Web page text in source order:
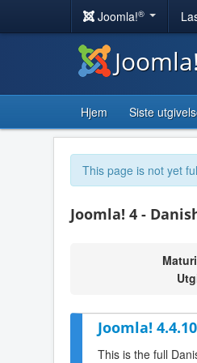
Joomla!®
Hjem Siste
This page is not yet
Joomla! 4 -
Joomla!
This is the full